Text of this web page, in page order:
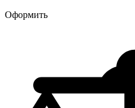
Оформить